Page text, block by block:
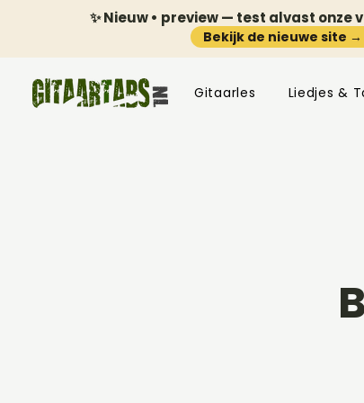
✨ Nieuw • preview — test alvast onze
Bekijk de nieuwe site →
Gitaarles Liedjes &